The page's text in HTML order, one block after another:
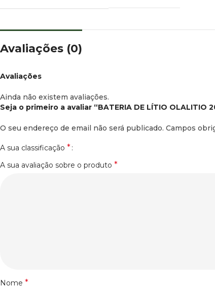
Avaliações (0)
Avaliações
Ainda não existem avaliações.
Seja o primeiro a avaliar “BATERIA DE LÍTIO OLALITIO
O seu endereço de email não será publicado. Campos
A sua classificação *
A sua avaliação sobre o produto *
Nome *